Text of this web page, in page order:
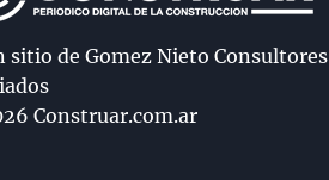
sitio de Gomez Nieto Consultores
Construar.com.ar